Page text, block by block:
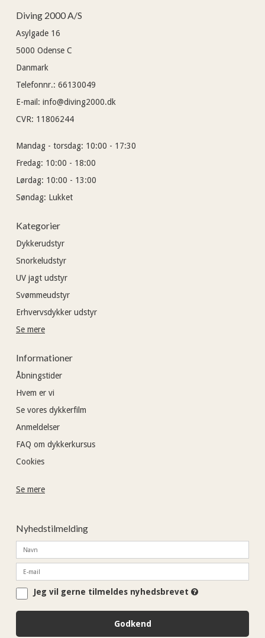
Diving 2000 A/S
Asylgade 16
5000 Odense C
Danmark
Telefonnr.: 66130049
E-mail : info@diving2000.dk
CVR: 11806244
Mandag - torsdag: 10:00 - 17:30
Fredag: 10:00 - 18:00
Lørdag: 10:00 - 13:00
Søndag: Lukket
Kategorier
Dykkerudstyr
Snorkeludstyr
UV jagt udstyr
Svømmeudstyr
Erhvervsdykker udstyr
Se mere
Informationer
Åbningstider
Hvem er vi
Se vores dykkerfilm
Anmeldelser
FAQ om dykkerkursus
Cookies
Se mere
Nyhedstilmelding
Jeg vil gerne tilmeldes nyhedsbrevet
Godkend